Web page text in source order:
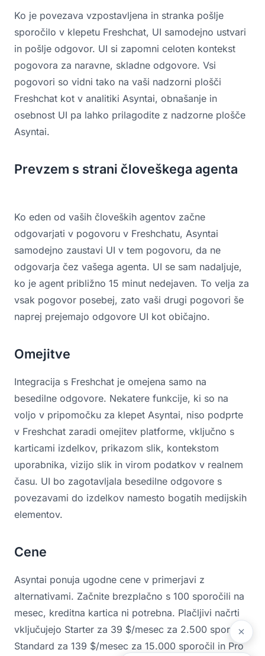
Ko je povezava vzpostavljena in stranka pošlje
sporočilo v klepetu Freshchat, UI samodejno ustvari
in pošlje odgovor. UI si zapomni celoten kontekst
pogovora za naravne, skladne odgovore. Vsi
pogovori so vidni tako na vaši nadzorni plošči
Freshchat kot v analitiki Asyntai, obnašanje in
osebnost UI pa lahko prilagodite z nadzorne plošče
Asyntai.
Prevzem s strani človeškega agenta
Ko eden od vaših človeških agentov začne
odgovarjati v pogovoru v Freshchatu, Asyntai
samodejno zaustavi UI v tem pogovoru, da ne
odgovarja čez vašega agenta. UI se sam nadaljuje,
ko je agent približno 15 minut nedejaven. To velja za
vsak pogovor posebej, zato vaši drugi pogovori še
naprej prejemajo odgovore UI kot običajno.
Omejitve
Integracija s Freshchat je omejena samo na
besedilne odgovore. Nekatere funkcije, ki so na
voljo v pripomočku za klepet Asyntai, niso podprte
v Freshchat zaradi omejitev platforme, vključno s
karticami izdelkov, prikazom slik, kontekstom
uporabnika, vizijo slik in virom podatkov v realnem
času. UI bo zagotavljala besedilne odgovore s
povezavami do izdelkov namesto bogatih medijskih
elementov.
Cene
Asyntai ponuja ugodne cene v primerjavi z
alternativami. Začnite brezplačno s 100 sporočili na
mesec, kreditna kartica ni potrebna. Plačljivi načrti
vključujejo Starter za 39 $/mesec za 2.500 sporočil,
Standard za 139 $/mesec za 15.000 sporočil in Pro